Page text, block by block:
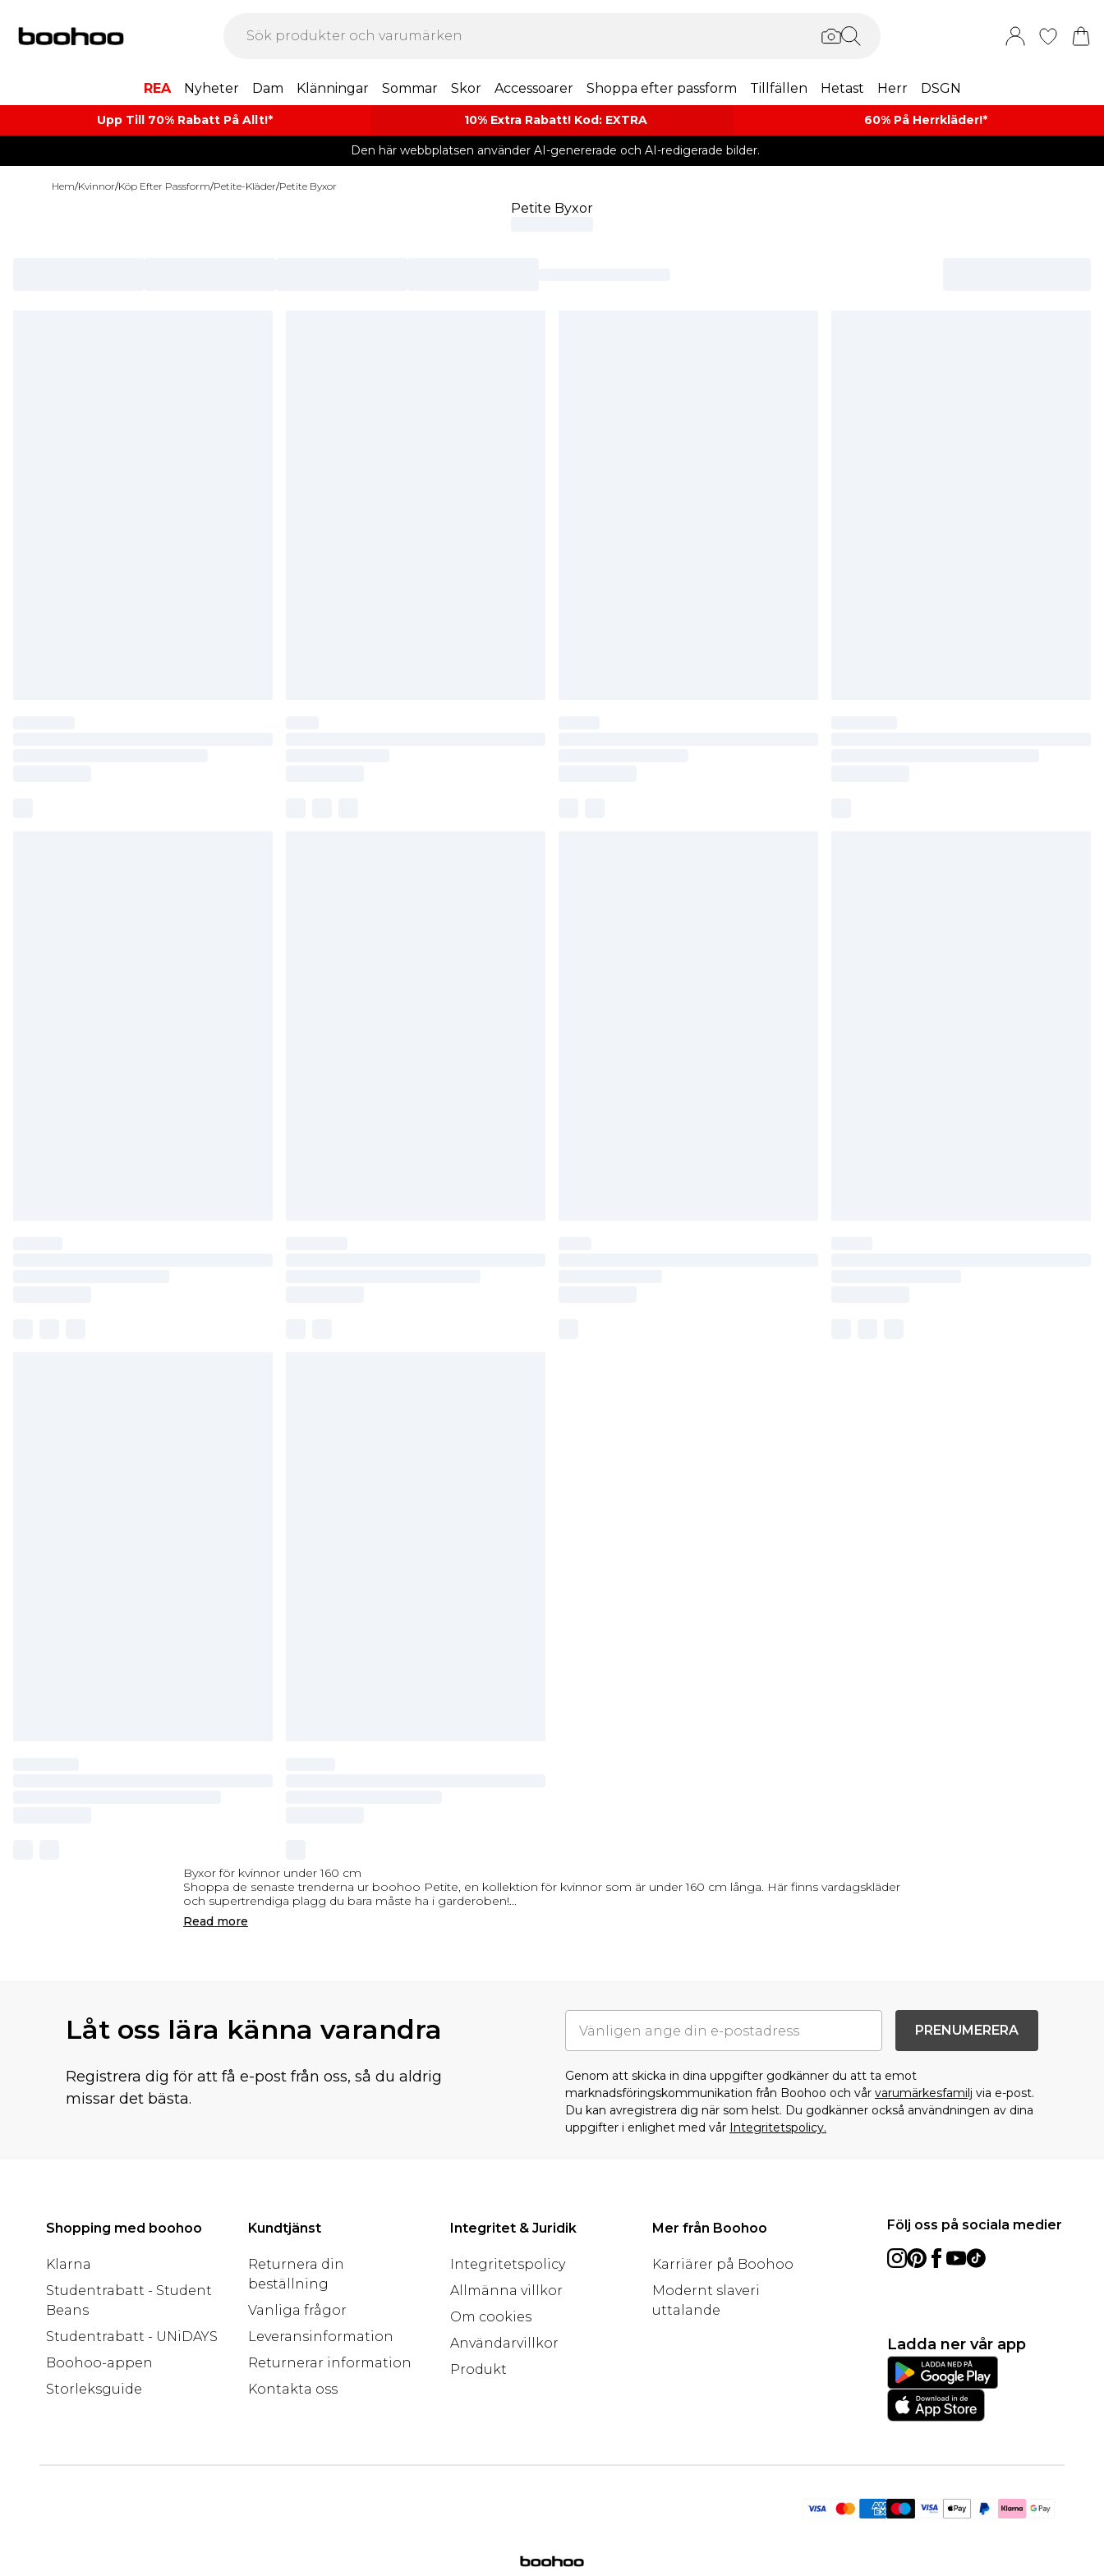
REA Nyheter Dam Klänningar Sommar Skor Accessoarer Shoppa efter passform Tillfällen Hetast Herr DSGN
Upp Till 70% Rabatt På Allt!* 10% Extra Rabatt! Kod: EXTRA 60% På Herrkläder!*​
Den här webbplatsen använder AI-genererade och AI-redigerade bilder.
Hem/Kvinnor/Köp Efter Passform/Petite-Kläder/Petite Byxor
Petite Byxor
Byxor för kvinnor under 160 cm
Shoppa de senaste trenderna ur boohoo Petite, en kollektion för kvinnor som är under 160 cm långa. Här finns vardagskläder
och supertrendiga plagg du bara måste ha i garderoben!...
Read more
Låt oss lära känna varandra
Registrera dig för att få e-post från oss, så du aldrig
missar det bästa.
PRENUMERERA
Genom att skicka in dina uppgifter godkänner du att ta emot
marknadsföringskommunikation från Boohoo och vår varumärkesfamilj via e-post.
Du kan avregistrera dig när som helst. Du godkänner också användningen av dina
uppgifter i enlighet med vår Integritetspolicy.
Shopping med boohoo
Klarna
Studentrabatt - Student
Beans
Studentrabatt - UNiDAYS
Boohoo-appen
Storleksguide
Kundtjänst
Returnera din
beställning
Vanliga frågor
Leveransinformation
Returnerar information
Kontakta oss
Integritet & Juridik
Integritetspolicy
Allmänna villkor
Om cookies
Användarvillkor
Produkt
Mer från Boohoo
Karriärer på Boohoo
Modernt slaveri
uttalande
Följ oss på sociala medier
Ladda ner vår app